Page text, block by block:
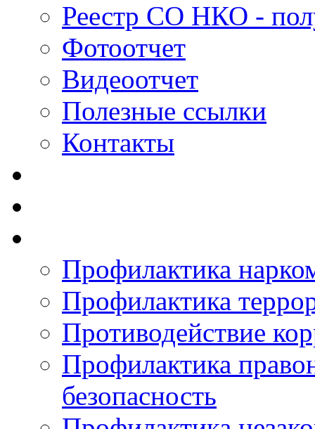
Реестр СО НКО -
Фотоотчет
Видеоотчет
Полезные ссылки
Контакты
Профилактика
Профилактика
Противодействие
Профилактика
безопасность